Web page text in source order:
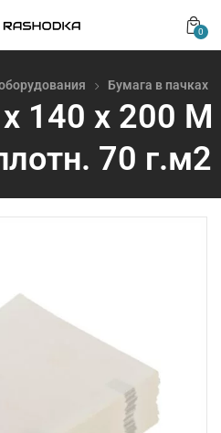
0
Бумага в пачках
140 х 200 М
70 г.м2